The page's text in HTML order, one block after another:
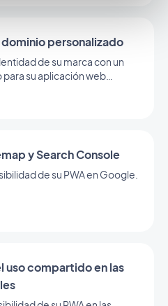
personalizado
de su marca con un
su aplicación web
y Search Console
de su PWA en Google.
uso compartido en las